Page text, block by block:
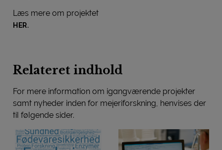
Læs mere om projektet
HER.
Relateret indhold
For mere information om igangværende projekter
samt nyheder inden for mejeriforskning, henvises der
til følgende sider.